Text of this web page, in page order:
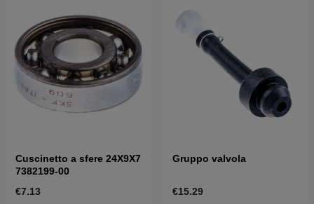
Cuscinetto a sfere 24X9X7
7382199-00
€7.13
Gruppo valvola
€15.29